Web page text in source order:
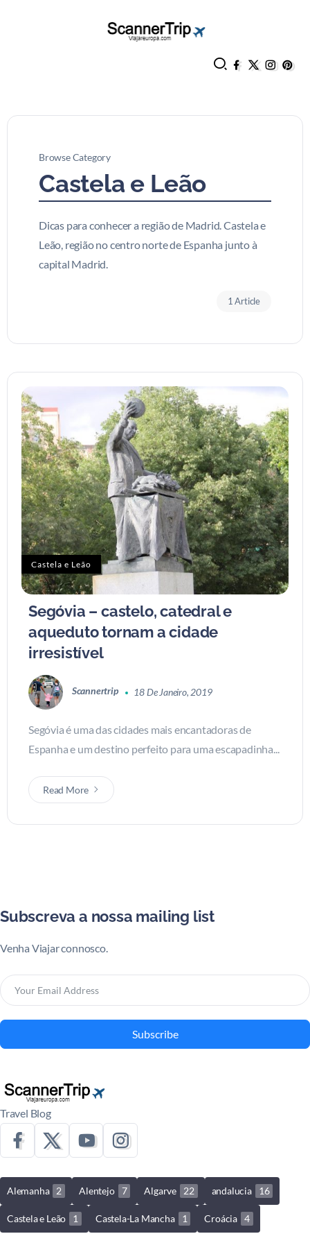
Browse Category
Castela e Leão
Dicas para conhecer a região de Madrid. Castela e
Leão, região no centro norte de Espanha junto à
capital Madrid.
1 Article
Castela e Leão
Segóvia – castelo, catedral e
aqueduto tornam a cidade
irresistível
Scannertrip 18 De Janeiro, 2019
Segóvia é uma das cidades mais encantadoras de
Espanha e um destino perfeito para uma escapadinha...
Read More
Subscreva a nossa mailing list
Venha Viajar connosco.
Subscribe
Travel Blog
Alemanha 2 Alentejo 7 Algarve 22 andalucia 16
Castela e Leão 1 Castela-La Mancha 1 Croácia 4